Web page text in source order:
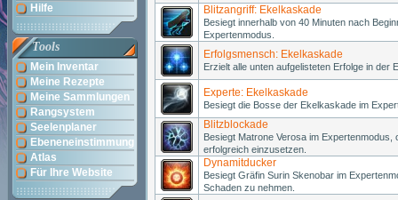
Hilfe
Tools
Mein Inventar
Meine Rezepte
Meine Sammlungen
Rangsystem
Seelenplaner
Ebeneneinstimmung
Atlas
Für Ihre Website
Blitzangriff: Ekelkaskade
Besiegt innerhalb von 40 Minuten nach
Expertenmodus.
Erfolgsmensch: Ekelkaskade
Erzielt alle unten aufgelisteten Erfolge in der
Experte: Ekelkaskade
Besiegt die Bosse der Ekelkaskade im
Blitzblockade
Besiegt Matrone Verosa im
erfolgreich einzusetzen.
Dynamitducker
Besiegt Gräfin Surin Skenobar im
Schaden zu nehmen.